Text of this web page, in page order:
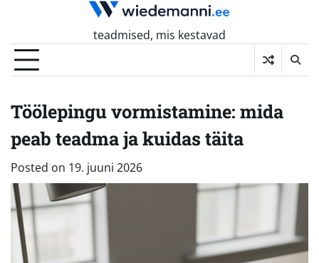
content
teadmised, mis kestavad
Töölepingu vormistamine: mida
peab teadma ja kuidas täita
Posted on 19. juuni 2026